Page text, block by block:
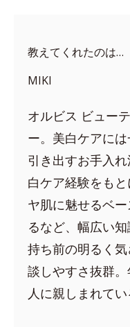
教えてくれたのは…
MIKI
オルビス ビュー
ー。美白ケアに
引き出すお手入
白ケア経験をも
ヤ肌に魅せるベ
るなど、幅広い知
持ち前の明るく
談しやすさ抜群
人に親しまれてい